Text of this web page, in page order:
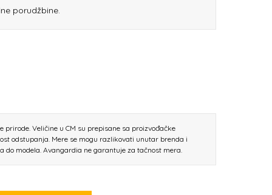
porudžbine.
prirode. Veličine u CM su prepisane sa proizvođačke
odstupanja. Mere se mogu razlikovati unutar brenda i
do modela. Avangardia ne garantuje za tačnost mera.